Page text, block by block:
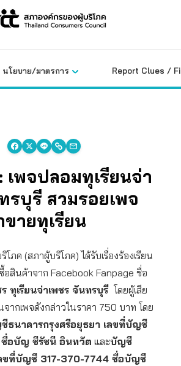
นโยบาย/มาตรการ Report Clues /
เพจปลอมทุเรียนจ่า
รบุรี สวมรอยเพจ
ายทุเรียน
ภค (สภาผู้บริโภค) ได้รับเรื่องร้องเรียน
สินค้าจาก Facebook Fanpage ชื่อ
ร ทุเรียนจ่าเพชร จันทรบุรี โดยผู้เสีย
จากเพจดังกล่าวในราคา 750 บาท โดย
ธนาคารกรุงศรีอยุธยา เลขที่บัญชี
ชื่อบัญ ชีรัชนี อินทวัต และบัญชี
ขที่บัญชี 317-370-7744 ชื่อบัญชี